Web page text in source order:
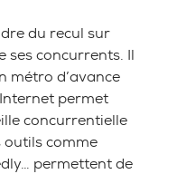
du recul sur
ses concurrents. Il
métro d’avance
permet
concurrentielle
outils comme
permettent de